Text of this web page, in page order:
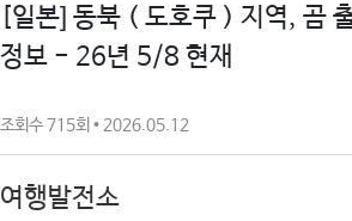
[일본] 동북 ( 도호쿠 ) 지역, 곰
정보 - 26년 5/8 현재
조회수 715회 • 2026.05.12
여행발전소